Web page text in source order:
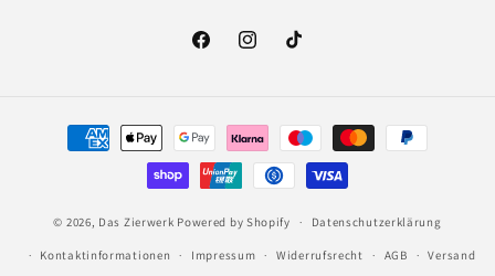
FacebookInstagramTikTok
Zahlungsmethoden
© 2026, Das Zierwerk Powered by Shopify Datenschutzerklärung
Kontaktinformationen Impressum Widerrufsrecht AGB Versand